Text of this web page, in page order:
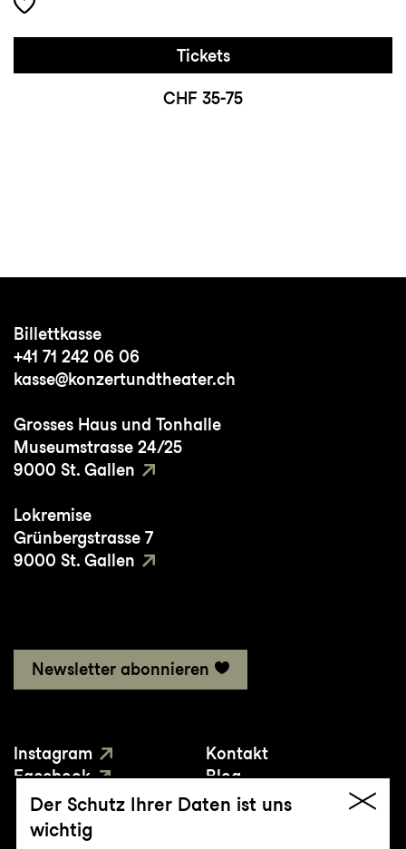
Tickets
CHF 35-75
Billettkasse
+41 71 242 06 06
kasse@konzertundtheater.ch
Grosses Haus und Tonhalle
Museumstrasse 24/25
9000 St. Gallen
Lokremise
Grünbergstrasse 7
9000 St. Gallen
Newsletter abonnieren
Instagram
Facebook
YouTube
Kontakt
Blog
Presse
Der Schutz Ihrer Daten ist uns
wichtig